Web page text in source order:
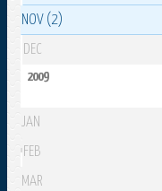
NOV (2)
DEC
2009
JAN
FEB
MAR